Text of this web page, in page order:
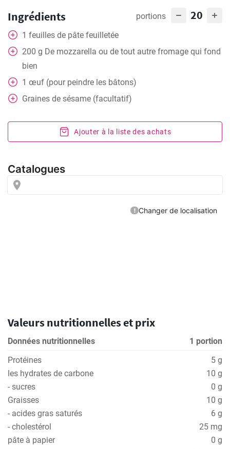
Ingrédients portions 20
1 feuilles de pâte feuilletée
200 g De mozzarella ou de tout autre fromage qui fond
bien
1 œuf (pour peindre les bâtons)
Graines de sésame (facultatif)
Ajouter à la liste des achats
Valeurs nutritionnelles et prix
Données nutritionnelles
1 portion
Protéines
5 g
les hydrates de carbone
10 g
- sucres
0 g
Graisses
10 g
- acides gras saturés
6 g
- cholestérol
25 mg
pâte à papier
0 g